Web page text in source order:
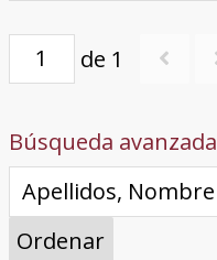
de 1
Búsqueda avanzada
Ordenar